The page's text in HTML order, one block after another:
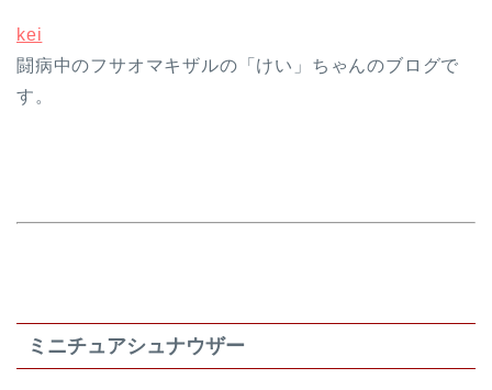
kei
闘病中のフサオマキザルの「けい」ちゃんのブログで
す。
ミニチュアシュナウザー